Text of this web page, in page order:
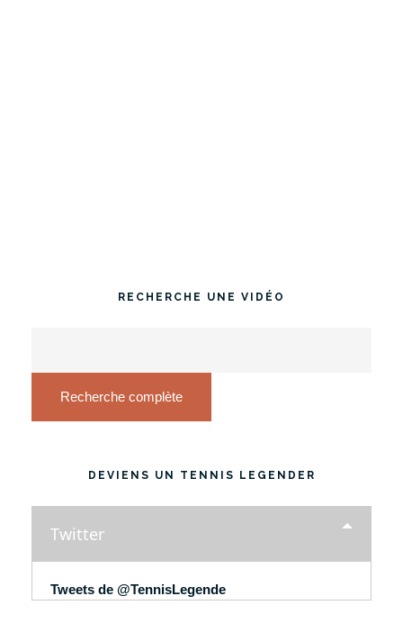
RECHERCHE UNE VIDÉO
Recherche complète
DEVIENS UN TENNIS LEGENDER
Twitter
Tweets de @TennisLegende